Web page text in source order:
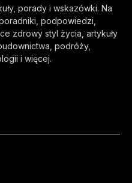
porady i wskazówki. Na
podpowiedzi,
zdrowy styl życia, artykuły
podróży,
i więcej.